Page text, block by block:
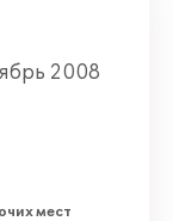
2008
мест